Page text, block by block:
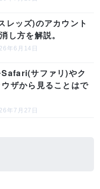
ッズ)のアカウント
し方を解説。
年6月14日
サファリ)やク
ザから見ることはで
年7月27日